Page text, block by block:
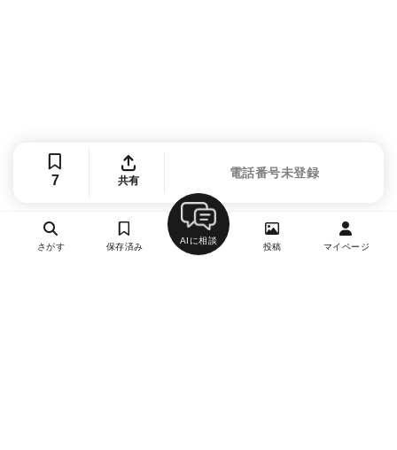
7 共有
電話番号未登録
さがす 保存済み
AIに相談
投稿 マイページ